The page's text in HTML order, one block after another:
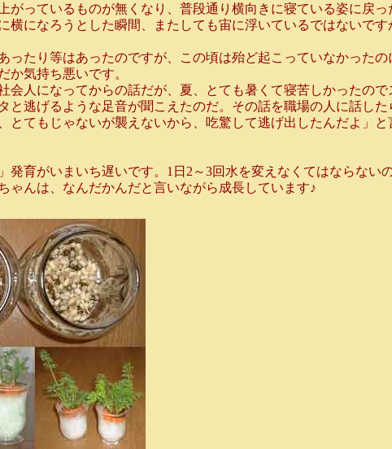
がっているものが無くなり、普段通り横向きに寝ている姿に戻
横になろうとした瞬間、またしても宙に浮いているではないで
たり等はあったのですが、この頃は殆ど起こっていなかった
か気持ち悪いです。
人になってからの話だが、夏、とても暑くて寝苦しかったの
と逃げるような足音が聞こえたのだ。その話を職場の人に話し
とてもじゃないが襲えないから、吃驚して逃げ出したんだよ」
育がいまいち遅いです。1日2～3回水を変えなくてはならない
ゃんは、なんだかんだと言いながら成長しています♪